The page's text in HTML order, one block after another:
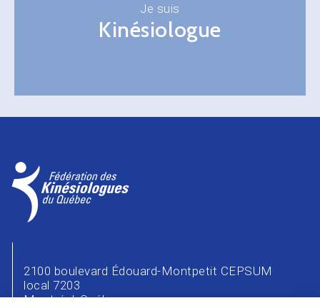
Je suis
Kinésiologue
2100 boulevard Édouard-Montpetit CEPSUM
local 7203
Montréal, Québec